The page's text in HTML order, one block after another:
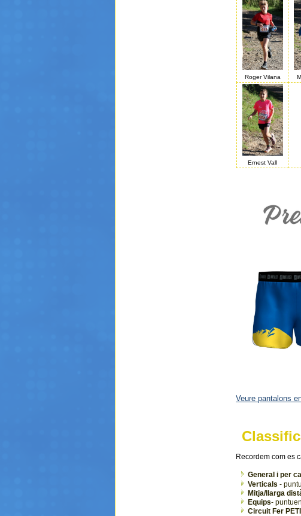
Roger Vilana
Ernest Vall
Veure pantalons
Recordem com es
General i per
Verticals -
Mitja/llarga
Equips- puntuen
Circuit Fer